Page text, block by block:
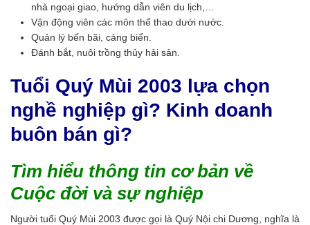
nhà ngoại giao, hướng dẫn viên du lịch,…
Vận động viên các môn thể thao dưới nước.
Quản lý bến bãi, cảng biển.
Đánh bắt, nuôi trồng thủy hải sản.
Tuổi Quý Mùi 2003 lựa chọn
nghề nghiệp gì? Kinh doanh
buôn bán gì?
Tìm hiểu thông tin cơ bản về
Cuộc đời và sự nghiệp
Người tuổi Quý Mùi 2003 được gọi là Quý Nội chi Dương, nghĩa là